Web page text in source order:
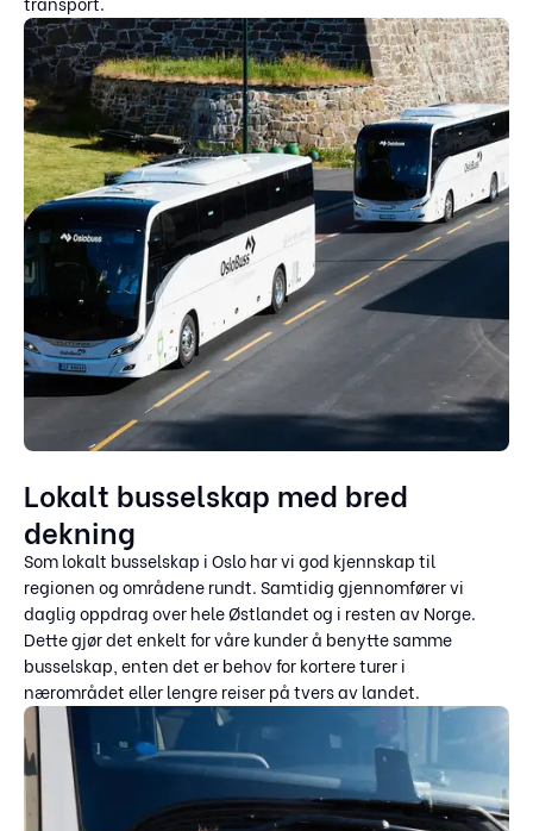
Lokalt busselskap med bred
dekning
Som lokalt busselskap i Oslo har vi god kjennskap til
regionen og områdene rundt. Samtidig gjennomfører vi
daglig oppdrag over hele Østlandet og i resten av Norge.
Dette gjør det enkelt for våre kunder å benytte samme
busselskap, enten det er behov for kortere turer i
nærområdet eller lengre reiser på tvers av landet.